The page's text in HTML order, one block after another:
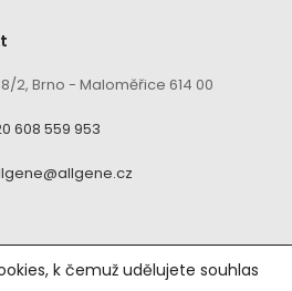
2, Brno - Maloměřice 614 00
608 559 953
k čemuž udělujete souhlas